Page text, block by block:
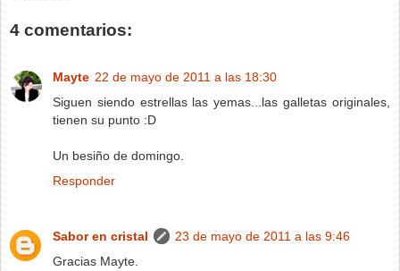
4 comentarios:
Mayte 22 de mayo de 2011 a las 18:30
Siguen siendo estrellas las yemas...las galletas originales,
tienen su punto :D
Un besiño de domingo.
Responder
Sabor en cristal
23 de mayo de 2011 a las 9:46
Gracias Mayte.